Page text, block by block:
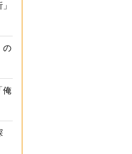
の
俺